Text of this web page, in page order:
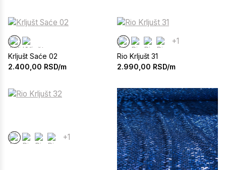
Krljušt Saće 02
2.400,00 RSD/m
+1
Rio Krljušt 31
2.990,00 RSD/m
+1